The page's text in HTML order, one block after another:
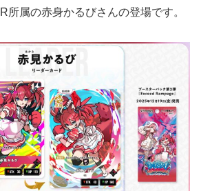
所属の赤身かるびさんの登場です。